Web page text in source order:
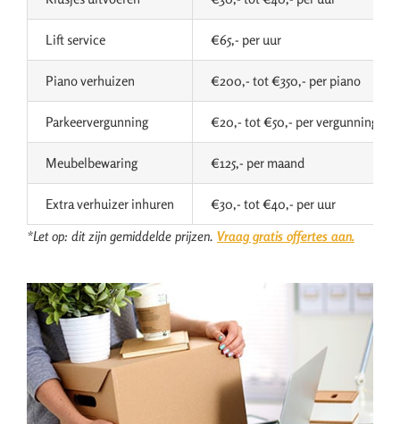
Lift service €65,- per uur
Piano verhuizen €200,- tot €350,- per piano
Parkeervergunning €20,- tot €50,- per vergunning
Meubelbewaring €125,- per maand
Extra verhuizer inhuren
€30,- tot €40,- per uur
*Let op: dit zijn gemiddelde prijzen. Vraag gratis offertes aan.